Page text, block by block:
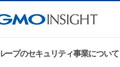
ープのセキュリティ事業について